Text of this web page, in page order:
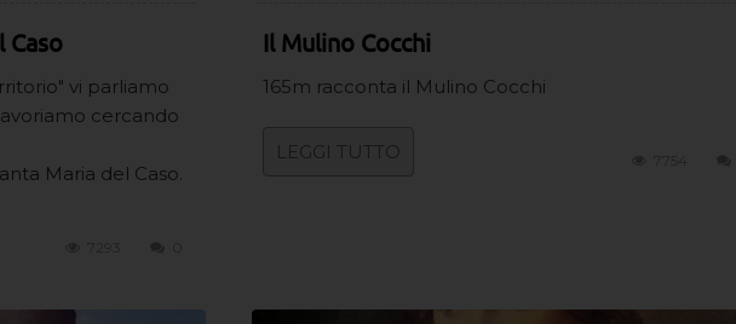
Caso
vi parliamo
cercando
Maria del Caso.
Il Mulino Cocchi
165m racconta il Mulino Cocchi
LEGGI TUTTO